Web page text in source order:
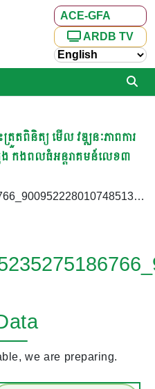
ACE-GFA
ARDB TV
ពិនិត្យ មើល វឌ្ឍនៈភាពការ
ង កងពលធំអន្តរាគមន៍លេខ៣
276065823_5015235275186766_9009522280107485136_n
we are preparing.